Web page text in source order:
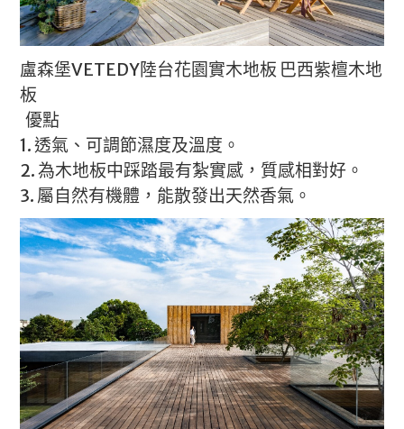
盧森堡VETEDY陸台花園實木地板 巴西紫檀木地
板
優點
1. 透氣、可調節濕度及溫度。
2. 為木地板中踩踏最有紮實感，質感相對好。
3. 屬自然有機體，能散發出天然香氣。